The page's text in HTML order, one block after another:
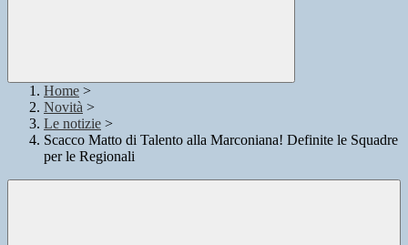
Home >
Novità >
Le notizie >
Scacco Matto di Talento alla Marconiana! Definite le Squadre
per le Regionali